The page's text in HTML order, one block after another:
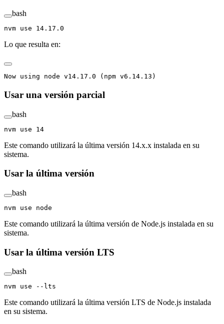
bash
nvm use 14.17.0
Lo que resulta en:
Now using node v14.17.0 (npm v6.14.13)
Usar una versión parcial
bash
nvm use 14
Este comando utilizará la última versión 14.x.x instalada en su
sistema.
Usar la última versión
bash
nvm use node
Este comando utilizará la última versión de Node.js instalada en su
sistema.
Usar la última versión LTS
bash
nvm use --lts
Este comando utilizará la última versión LTS de Node.js instalada
en su sistema.